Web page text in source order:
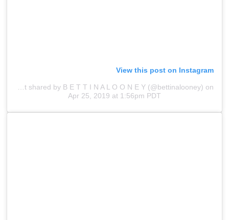
View this post on Instagram
A post shared by B E T T I N A L O O N E Y (@bettinalooney)
on
Apr 25, 2019 at 1:56pm PDT